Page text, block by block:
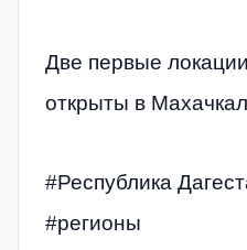
Две первые
открыты в
#Республика
#регионы